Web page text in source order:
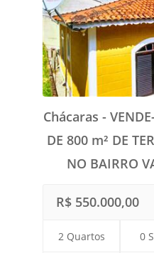
Chácaras -
DE 800 m² DE
NO BAIRRO
R$ 550.000,00
2 Quartos 0